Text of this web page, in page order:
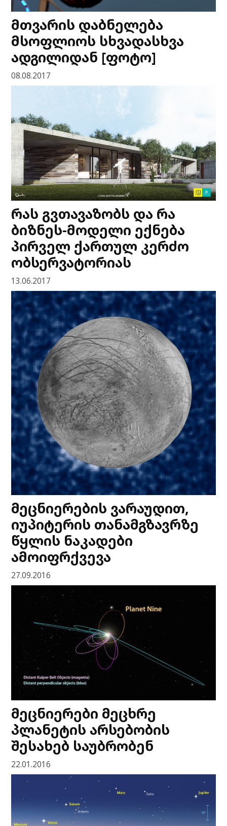
მთვარის დაბნელება
მსოფლიოს სხვადასხვა
ადგილიდან [ფოტო]
08.08.2017
რას გვთავაზობს და რა
ბიზნეს-მოდელი ექნება
პირველ ქართულ კერძო
ობსერვატორიას
13.06.2017
მეცნიერების ვარაუდით,
იუპიტერის თანამგზავრზე
წყლის ნაკადები
ამოიფრქვევა
27.09.2016
მეცნიერები მეცხრე
პლანეტის არსებობის
შესახებ საუბრობენ
22.01.2016